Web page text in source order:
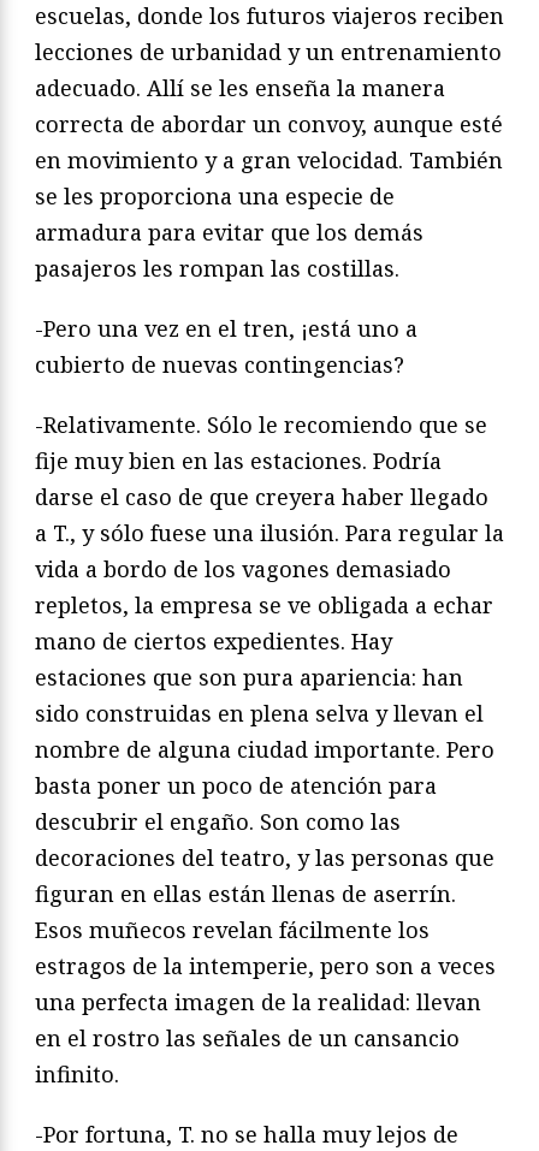
escuelas, donde los futuros viajeros reciben
lecciones de urbanidad y un entrenamiento
adecuado. Allí se les enseña la manera
correcta de abordar un convoy, aunque esté
en movimiento y a gran velocidad. También
se les proporciona una especie de
armadura para evitar que los demás
pasajeros les rompan las costillas.
-Pero una vez en el tren, ¡está uno a
cubierto de nuevas contingencias?
-Relativamente. Sólo le recomiendo que se
fije muy bien en las estaciones. Podría
darse el caso de que creyera haber llegado
a T., y sólo fuese una ilusión. Para regular la
vida a bordo de los vagones demasiado
repletos, la empresa se ve obligada a echar
mano de ciertos expedientes. Hay
estaciones que son pura apariencia: han
sido construidas en plena selva y llevan el
nombre de alguna ciudad importante. Pero
basta poner un poco de atención para
descubrir el engaño. Son como las
decoraciones del teatro, y las personas que
figuran en ellas están llenas de aserrín.
Esos muñecos revelan fácilmente los
estragos de la intemperie, pero son a veces
una perfecta imagen de la realidad: llevan
en el rostro las señales de un cansancio
infinito.
-Por fortuna, T. no se halla muy lejos de